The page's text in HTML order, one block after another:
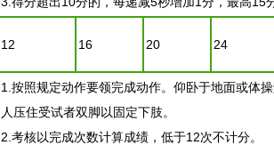
12 16 20 24
1.按照规定动作要领完成动作。仰卧于地面或体
人压住受试者双脚以固定下肢。
2.考核以完成次数计算成绩，低于12次不计分。